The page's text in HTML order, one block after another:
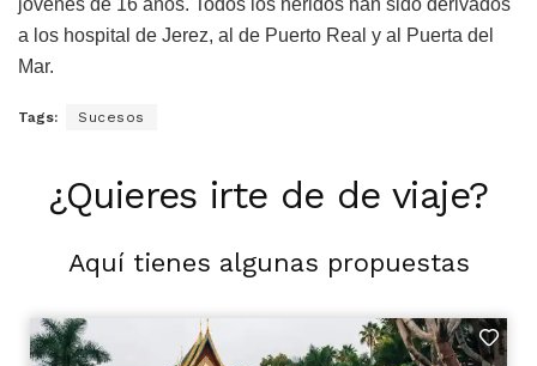
a los hospital de Jerez, al de Puerto Real y al Puerta del
Mar.
Tags: Sucesos
¿Quieres irte de de viaje?
Aquí tienes algunas propuestas